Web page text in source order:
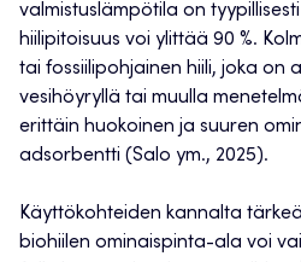
valmistuslämpötila on
hiilipitoisuus voi ylittää 90 %.
tai fossiilipohjainen hiili, joka on
vesihöyryllä tai muulla
erittäin huokoinen ja suuren
adsorbentti (Salo ym., 2025).
Käyttökohteiden kannalta
biohiilen ominaispinta-ala voi